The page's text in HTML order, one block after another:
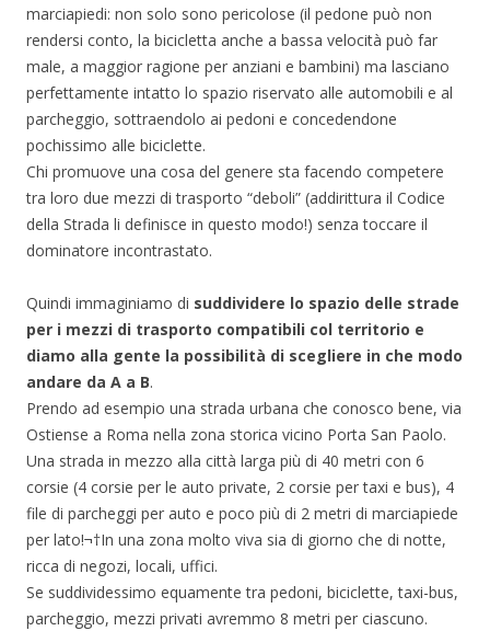
marciapiedi: non solo sono pericolose (il pedone può non
rendersi conto, la bicicletta anche a bassa velocità può far
male, a maggior ragione per anziani e bambini) ma lasciano
perfettamente intatto lo spazio riservato alle automobili e al
parcheggio, sottraendolo ai pedoni e concedendone
pochissimo alle biciclette.
Chi promuove una cosa del genere sta facendo competere
tra loro due mezzi di trasporto “deboli” (addirittura il Codice
della Strada li definisce in questo modo!) senza toccare il
dominatore incontrastato.
Quindi immaginiamo di suddividere lo spazio delle strade
per i mezzi di trasporto compatibili col territorio e
diamo alla gente la possibilità di scegliere in che modo
andare da A a B.
Prendo ad esempio una strada urbana che conosco bene, via
Ostiense a Roma nella zona storica vicino Porta San Paolo.
Una strada in mezzo alla città larga più di 40 metri con 6
corsie (4 corsie per le auto private, 2 corsie per taxi e bus), 4
file di parcheggi per auto e poco più di 2 metri di marciapiede
per lato!¬†In una zona molto viva sia di giorno che di notte,
ricca di negozi, locali, uffici.
Se suddividessimo equamente tra pedoni, biciclette, taxi-bus,
parcheggio, mezzi privati avremmo 8 metri per ciascuno.